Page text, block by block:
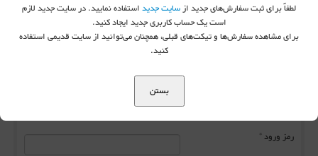
شما اینجا هستید:خانه ورود به سایت
رمز ورود *
لطفاً برای ثبت سفارش‌های جدید ازسایت جدیداستفاده نمایید. در سایت جدید لازم
است یک حساب کاربری جدید ایجاد کنید.
برای مشاهده سفارش‌ها و تیکت‌های قبلی، همچنان می‌توانید از سایت قدیمی استفاده
کنید.
بستن